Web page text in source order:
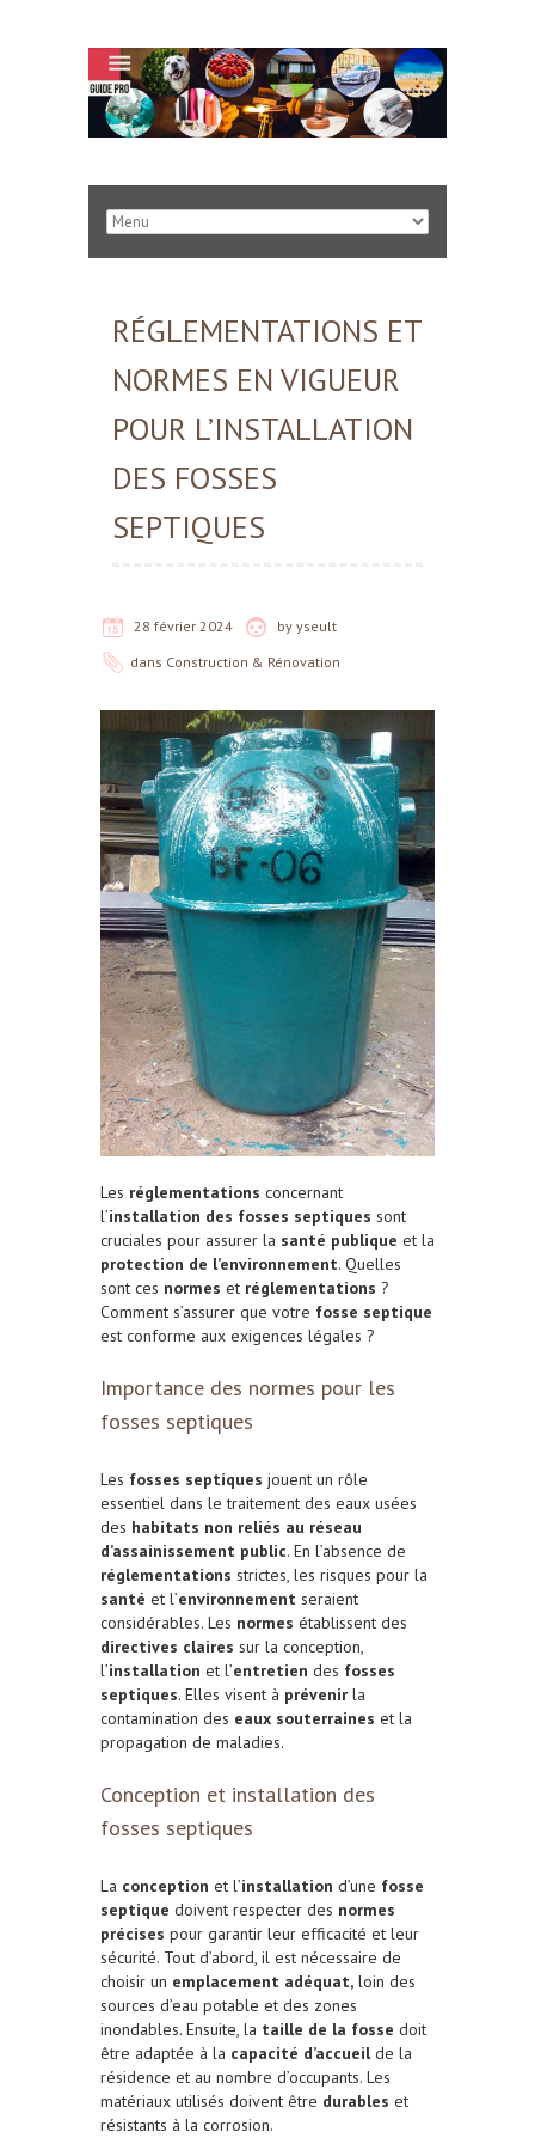
RÉGLEMENTATIONS ET
NORMES EN VIGUEUR
POUR L’INSTALLATION
DES FOSSES
SEPTIQUES
28 février 2024 by yseult
dans Construction & Rénovation
Les réglementations concernant
l’installation des fosses septiques sont
cruciales pour assurer la santé publique et la
protection de l’environnement. Quelles
sont ces normes et réglementations ?
Comment s’assurer que votre fosse septique
est conforme aux exigences légales ?
Importance des normes pour les
fosses septiques
Les fosses septiques jouent un rôle
essentiel dans le traitement des eaux usées
des habitats non reliés au réseau
d’assainissement public. En l’absence de
réglementations strictes, les risques pour la
santé et l’environnement seraient
considérables. Les normes établissent des
directives claires sur la conception,
l’installation et l’entretien des fosses
septiques. Elles visent à prévenir la
contamination des eaux souterraines et la
propagation de maladies.
Conception et installation des
fosses septiques
La conception et l’installation d’une fosse
septique doivent respecter des normes
précises pour garantir leur efficacité et leur
sécurité. Tout d’abord, il est nécessaire de
choisir un emplacement adéquat, loin des
sources d’eau potable et des zones
inondables. Ensuite, la taille de la fosse doit
être adaptée à la capacité d’accueilde la
résidence et au nombre d’occupants. Les
matériaux utilisés doivent être durables et
résistants à la corrosion.